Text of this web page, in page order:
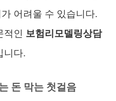
어려울 수 있습니다.
적인 보험리모델링상담
니다.
돈 막는 첫걸음